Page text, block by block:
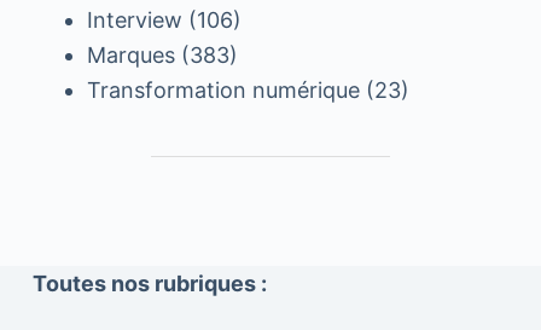
Interview (106)
Marques(383)
Transformation numérique(23)
Toutes nos rubriques :